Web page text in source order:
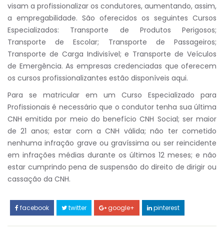
visam a profissionalizar os condutores, aumentando, assim,
a empregabilidade. São oferecidos os seguintes Cursos
Especializados: Transporte de Produtos Perigosos;
Transporte de Escolar; Transporte de Passageiros;
Transporte de Carga Indivisível; e Transporte de Veículos
de Emergência. As empresas credenciadas que oferecem
os cursos profissionalizantes estão disponíveis aqui.
Para se matricular em um Curso Especializado para
Profissionais é necessário que o condutor tenha sua última
CNH emitida por meio do benefício CNH Social; ser maior
de 21 anos; estar com a CNH válida; não ter cometido
nenhuma infração grave ou gravíssima ou ser reincidente
em infrações médias durante os últimos 12 meses; e não
estar cumprindo pena de suspensão do direito de dirigir ou
cassação da CNH.
facebook twitter google+ pinterest